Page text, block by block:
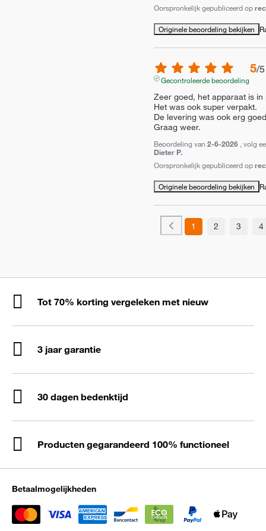
Oorspronkelijk gepubliceerd op
Originele beoordeling bekijken
5/5
Gecontroleerde beoordeling
Zeer goed, het apparaat is in
Het was ook super verpakt.
De levering was ook erg
Graag weer.
Beoordeling van 2-6-2026 , volg
Dieter P.
Oorspronkelijk gepubliceerd op
Originele beoordeling bekijken
1 2 3 4
Tot 70% korting vergeleken met nieuw
3 jaar garantie
30 dagen bedenktijd
Producten gegarandeerd 100% functioneel
Betaalmogelijkheden